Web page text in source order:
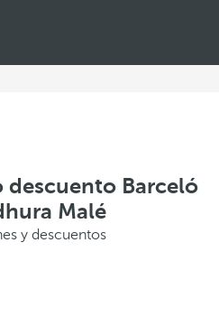
descuento Barceló
Malé
y descuentos